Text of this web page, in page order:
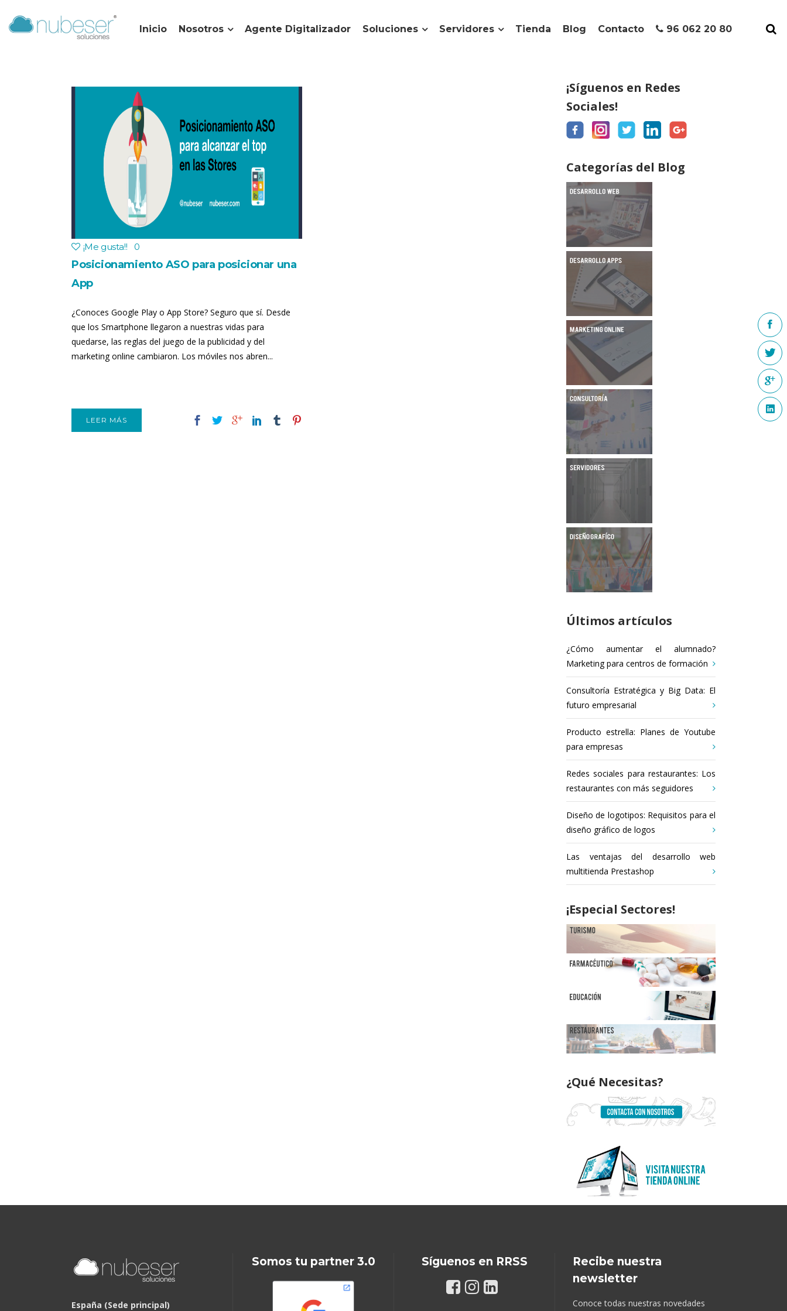
Inicio Nosotros Agente Digitalizador Soluciones Servidores Tienda Blog Contacto 96 062 20 80
¡Me gusta!! 0
Posicionamiento ASO para posicionar una
App
¿Conoces Google Play o App Store? Seguro que sí. Desde
que los Smartphone llegaron a nuestras vidas para
quedarse, las reglas del juego de la publicidad y del
marketing online cambiaron. Los móviles nos abren...
LEER MÁS
¡Síguenos en Redes
Sociales!
Categorías del Blog
Últimos artículos
¿Cómo aumentar el alumnado?
Marketing para centros de formación
Consultoría Estratégica y Big Data: El
futuro empresarial
Producto estrella: Planes de Youtube
para empresas
Redes sociales para restaurantes: Los
restaurantes con más seguidores
Diseño de logotipos: Requisitos para el
diseño gráfico de logos
Las ventajas del desarrollo web
multitienda Prestashop
¡Especial Sectores!
¿Qué Necesitas?
España (Sede principal)
Somos tu partner 3.0 Síguenos en RRSS
Recibe nuestra
newsletter
Conoce todas nuestras novedades